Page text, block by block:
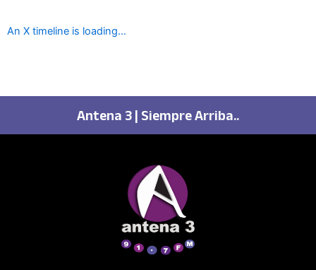
An X timeline is loading...
Antena 3 | Siempre Arriba..